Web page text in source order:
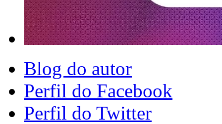
Blog do autor
Perfil do Facebook
Perfil do Twitter